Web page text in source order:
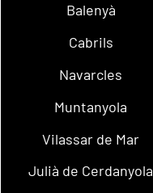
Balenyà
Cabrils
Navarcles
Muntanyola
Vilassar de Mar
Julià de Cerdanyola